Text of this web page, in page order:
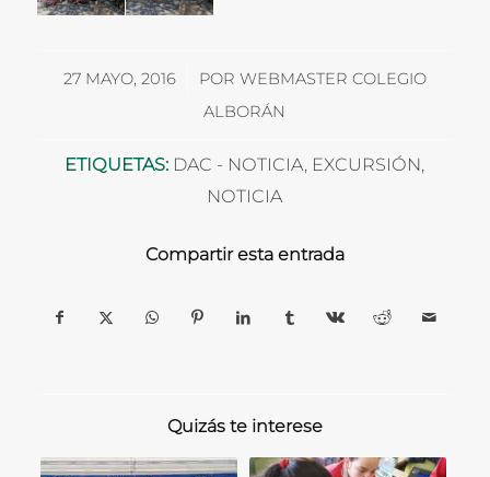
27 MAYO, 2016
/ POR WEBMASTER COLEGIO
ALBORÁN
ETIQUETAS: DAC - NOTICIA, EXCURSIÓN,
NOTICIA
Compartir esta entrada
Quizás te interese